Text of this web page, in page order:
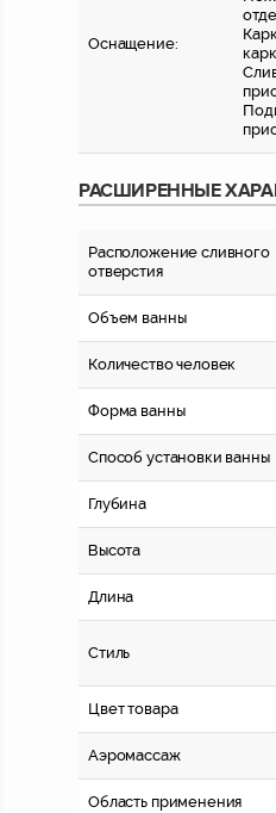
Оснащение:
РАСШИРЕННЫЕ
Расположение сливного
отверстия
Объем ванны
Количество человек
Форма ванны
Способ установки ванны
Глубина
Высота
Длина
Стиль
Цвет товара
Аэромассаж
Область применения